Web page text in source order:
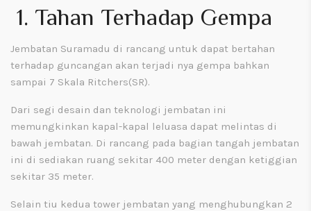
1. Tahan Terhadap Gempa
Jembatan Suramadu di rancang untuk dapat bertahan
terhadap guncangan akan terjadi nya gempa bahkan
sampai 7 Skala Ritchers(SR).
Dari segi desain dan teknologi jembatan ini
memungkinkan kapal-kapal leluasa dapat melintas di
bawah jembatan. Di rancang pada bagian tangah jembatan
ini di sediakan ruang sekitar 400 meter dengan ketiggian
sekitar 35 meter.
Selain tiu kedua tower jembatan yang menghubungkan 2